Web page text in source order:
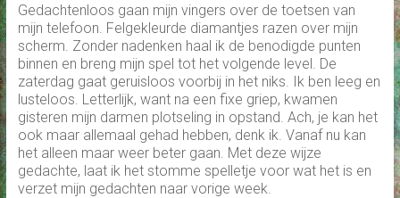
Gedachtenloos gaan mijn vingers over de toetsen van
mijn telefoon. Felgekleurde diamantjes razen over mijn
scherm. Zonder nadenken haal ik de benodigde punten
binnen en breng mijn spel tot het volgende level. De
zaterdag gaat geruisloos voorbij in het niks. Ik ben leeg en
lusteloos. Letterlijk, want na een fixe griep, kwamen
gisteren mijn darmen plotseling in opstand. Ach, je kan het
ook maar allemaal gehad hebben, denk ik. Vanaf nu kan
het alleen maar weer beter gaan. Met deze wijze
gedachte, laat ik het stomme spelletje voor wat het is en
verzet mijn gedachten naar vorige week.